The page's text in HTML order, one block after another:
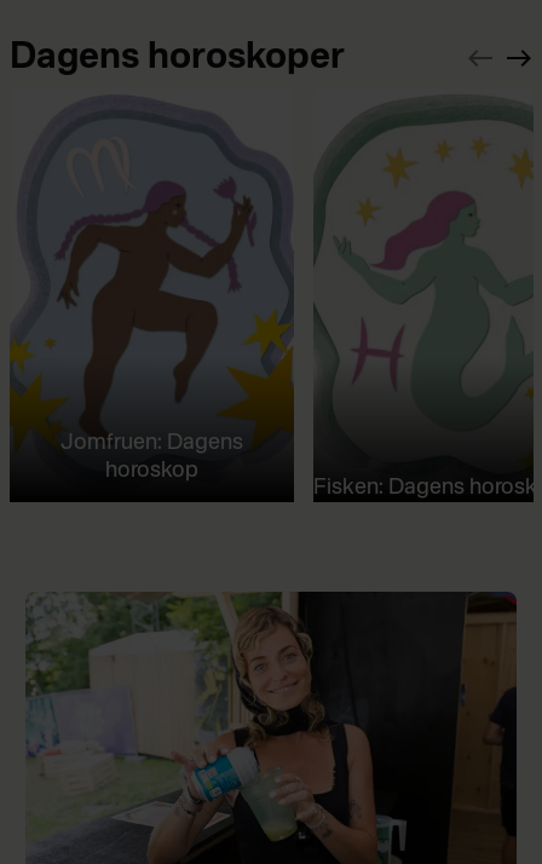
Dagens horoskoper
Jomfruen: Dagens
horoskop
Fisken: Dagens